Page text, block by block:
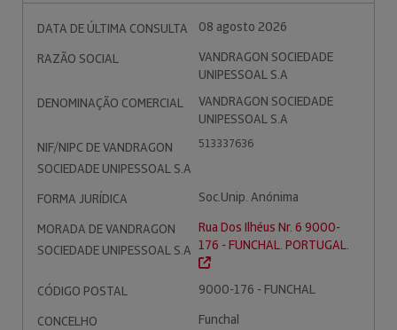
DATA DE ÚLTIMA CONSULTA
08 agosto 2026
RAZÃO SOCIAL
VANDRAGON SOCIEDADE
UNIPESSOAL S.A
DENOMINAÇÃO COMERCIAL
VANDRAGON SOCIEDADE
UNIPESSOAL S.A
NIF/NIPC DE VANDRAGON
SOCIEDADE UNIPESSOAL S.A
513337636
FORMA JURÍDICA
Soc.Unip. Anónima
MORADA DE VANDRAGON
SOCIEDADE UNIPESSOAL S.A
Rua Dos Ilhéus Nr. 6 9000-
176 - FUNCHAL. PORTUGAL.
CÓDIGO POSTAL
9000-176 - FUNCHAL
CONCELHO
Funchal